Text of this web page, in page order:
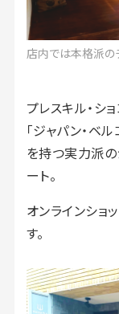
店内では本格派の
プレスキル・シ
「ジャパン・ベ
を持つ実力派の
ート。
オンラインショ
す。